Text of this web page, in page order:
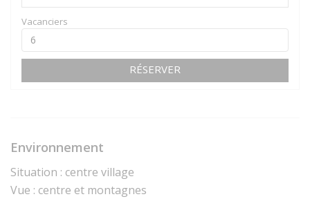
Vacanciers
RÉSERVER
Environnement
Situation : centre village
Vue : centre et montagnes